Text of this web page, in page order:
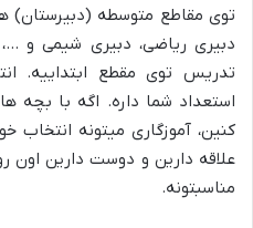
توی مقاطع متوسطه (دبیرستان)
دبیری ریاضی، دبیری شیمی و
تدریس توی مقطع ابتداییه.
استعداد شما داره. اگه با بچه
کنین، آموزگاری میتونه
علاقه دارین و دوست دارین اون
مناسبتونه.